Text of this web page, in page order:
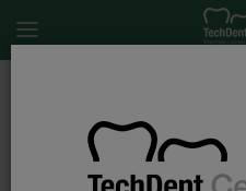
Leki i preparaty stomatologiczne